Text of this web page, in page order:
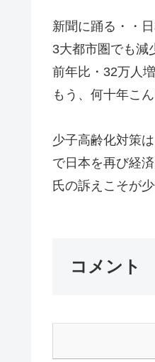
新聞に踊る・・
3大都市圏でも減
前年比・32万人
もう、何十年こ
少子高齢化対策
で日本を再び経
氏の訴えこそが
コメント